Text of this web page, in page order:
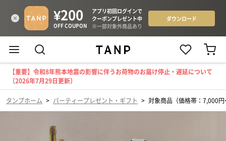
【重要】令和8年熊本地震の影響に伴うお荷物のお届け停止・遅延について
（2026年7月29日更新）
タンプホーム > パーティープレゼント・ギフト > 対象商品（価格帯：7,000